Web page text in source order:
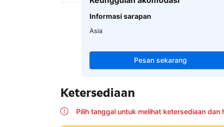
Informasi sarapan
Asia
Pesan sekarang
Ketersediaan
Pilih tanggal untuk melihat ketersediaan dan